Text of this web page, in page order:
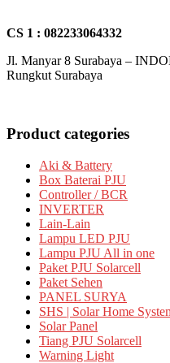
CS 1 : 082233064332
Jl. Manyar 8 Surabaya –
Rungkut Surabaya
Product categories
Aki & Battery
Box Baterai PJU
Controller / BCR
INVERTER
Lain-Lain
Lampu LED PJU
Lampu PJU All in one
Paket PJU Solarcell
Paket Sehen
PANEL SURYA
SHS | Solar Home
Solar Panel
Tiang PJU Solarcell
Warning Light